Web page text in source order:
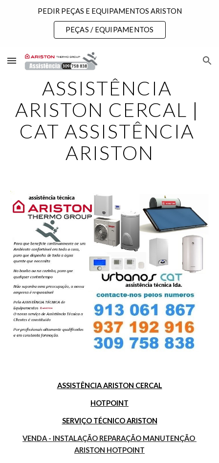
Skip to main content
PEDIR PEÇAS E EQUIPAMENTOS ARISTON
PEÇAS / EQUIPAMENTOS
ASSISTÊNCIA
ARISTON CERCAL |
CAT ASSISTÊNCIA
ARISTON
ASSISTÊNCIA ARISTON CERCAL
HOTPOINT
SERVIÇO TÉCNICO ARISTON
VENDA - INSTALAÇÃO REPARAÇÃO MANUTENÇÃO
ARISTON HOTPOINT